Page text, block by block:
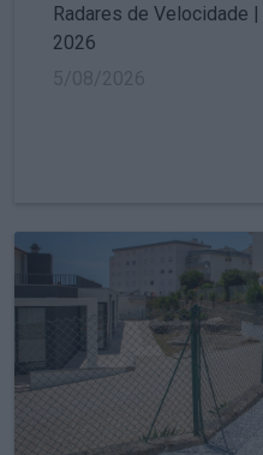
Radares de Velocidade
2026